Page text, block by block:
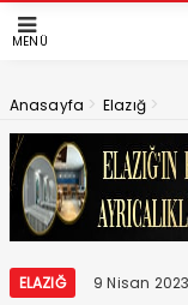
MENÜ
Anasayfa > Elazığ >
ELAZIĞ 9 Nisan